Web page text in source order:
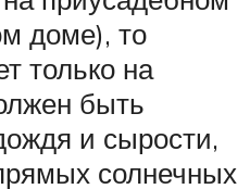
доме), то
только на
быть
и сырости,
солнечных